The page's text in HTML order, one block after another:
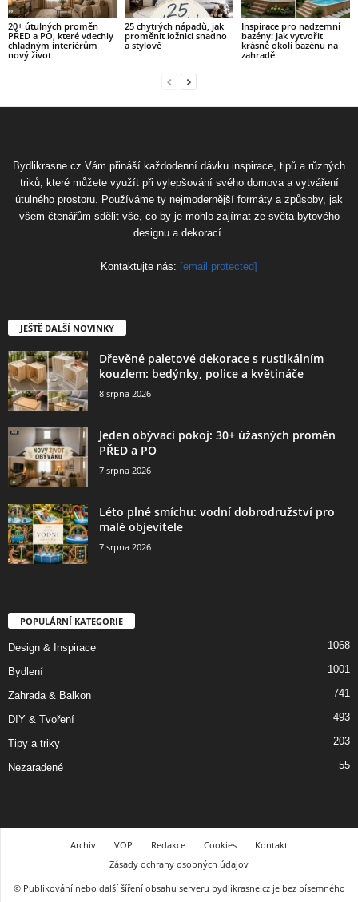
20+ útulných proměn
PŘED a PO, které vdechly
chladným interiérům
nový život
25 chytrých nápadů, jak
proměnit ložnici snadno
a stylově
Inspirace pro nadzemní
bazény: Jak vytvořit
krásné okolí bazénu na
zahradě
Bydlikrasne.cz Vám přináší každodenní dávku inspirace, tipů a různých
triků, které můžete využít při vylepšování svého domova a vytváření
útulného prostoru. Používáme ty nejmodernější formáty a způsoby, jak
všem čtenářům sdělit vše, co by je mohlo zajímat ze světa bytového
designu a dekorací.
Kontaktujte nás: [email protected]
JEŠTĚ DALŠÍ NOVINKY
Dřevěné paletové dekorace s rustikálním
kouzlem: bedýnky, police a květináče
8 srpna 2026
Jeden obývací pokoj: 30+ úžasných proměn
PŘED a PO
7 srpna 2026
Léto plné smíchu: vodní dobrodružství pro
malé objevitele
7 srpna 2026
POPULÁRNÍ KATEGORIE
Design & Inspirace 1068
Bydlení 1001
Zahrada & Balkon 741
DIY & Tvoření 493
Tipy a triky 203
Nezaradené 55
Archiv VOP Redakce Cookies
Kontakt
Zásady ochrany osobných údajov
© Publikování nebo další šíření obsahu serveru bydlikrasne.cz je bez písemného